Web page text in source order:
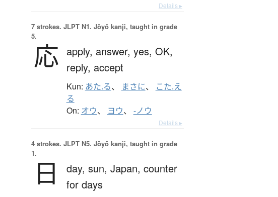
Details ▸
7 strokes. JLPT N1. Jōyō kanji, taught in grade
5.
応 apply, answer, yes, OK,
reply, accept
Kun: あた.る、 まさに、
こた.え
る
On: オウ、 ヨウ、 -ノウ
Details ▸
4 strokes. JLPT N5. Jōyō kanji, taught in grade
1.
日 day, sun, Japan, counter
for days